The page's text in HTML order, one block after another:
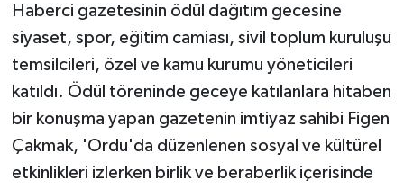
Haberci gazetesinin ödül dağıtım gecesine
siyaset, spor, eğitim camiası, sivil toplum kuruluşu
temsilcileri, özel ve kamu kurumu yöneticileri
katıldı. Ödül töreninde geceye katılanlara hitaben
bir konuşma yapan gazetenin imtiyaz sahibi Figen
Çakmak, 'Ordu'da düzenlenen sosyal ve kültürel
etkinlikleri izlerken birlik ve beraberlik içerisinde